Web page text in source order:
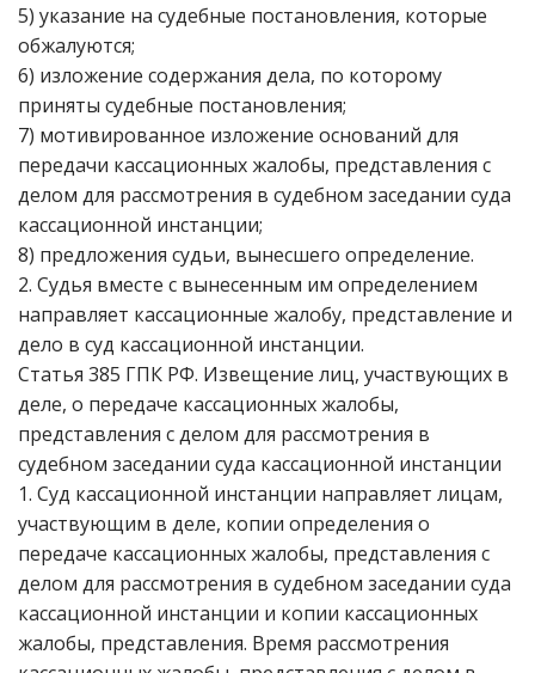
5) указание на судебные постановления, которые
обжалуются;
6) изложение содержания дела, по которому
приняты судебные постановления;
7) мотивированное изложение оснований для
передачи кассационных жалобы, представления с
делом для рассмотрения в судебном заседании суда
кассационной инстанции;
8) предложения судьи, вынесшего определение.
2. Судья вместе с вынесенным им определением
направляет кассационные жалобу, представление и
дело в суд кассационной инстанции.
Статья 385 ГПК РФ. Извещение лиц, участвующих в
деле, о передаче кассационных жалобы,
представления с делом для рассмотрения в
судебном заседании суда кассационной инстанции
1. Суд кассационной инстанции направляет лицам,
участвующим в деле, копии определения о
передаче кассационных жалобы, представления с
делом для рассмотрения в судебном заседании суда
кассационной инстанции и копии кассационных
жалобы, представления. Время рассмотрения